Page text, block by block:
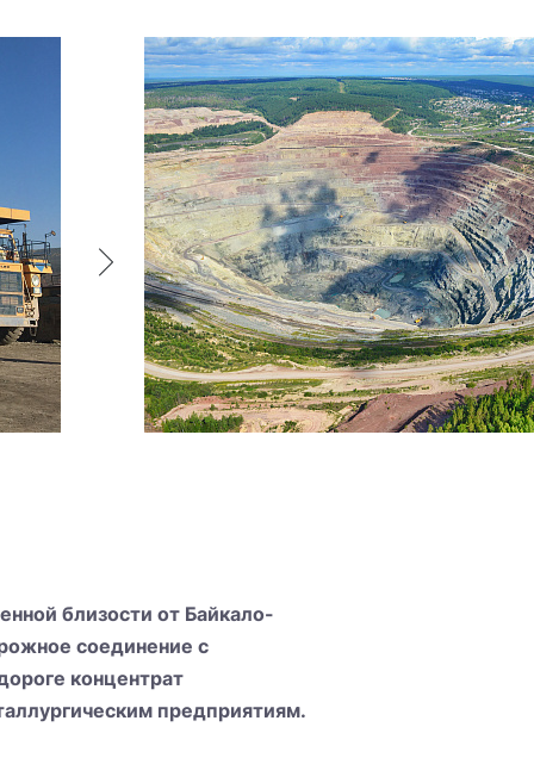
близости от Байкало-
соединение с
концентрат
предприятиям.